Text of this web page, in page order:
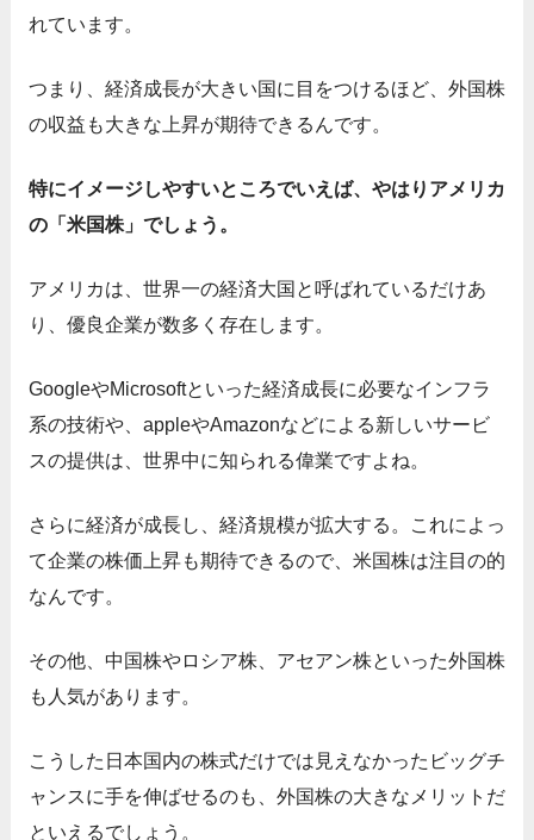
れています。
つまり、経済成長が大きい国に目をつけるほど、外国株
の収益も大きな上昇が期待できるんです。
特にイメージしやすいところでいえば、やはりアメリカ
の「米国株」でしょう。
アメリカは、世界一の経済大国と呼ばれているだけあ
り、優良企業が数多く存在します。
GoogleやMicrosoftといった経済成長に必要なインフラ
系の技術や、appleやAmazonなどによる新しいサービ
スの提供は、世界中に知られる偉業ですよね。
さらに経済が成長し、経済規模が拡大する。これによっ
て企業の株価上昇も期待できるので、米国株は注目の的
なんです。
その他、中国株やロシア株、アセアン株といった外国株
も人気があります。
こうした日本国内の株式だけでは見えなかったビッグチ
ャンスに手を伸ばせるのも、外国株の大きなメリットだ
といえるでしょう。